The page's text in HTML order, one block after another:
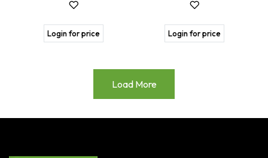
Login for price Login for price
Load More